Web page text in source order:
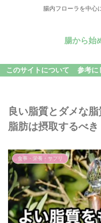
腸内フローラを中心
腸から始
このサイトについて 参考に
良い脂質とダメな
脂肪は摂取するべき
食事・栄養・サプリ